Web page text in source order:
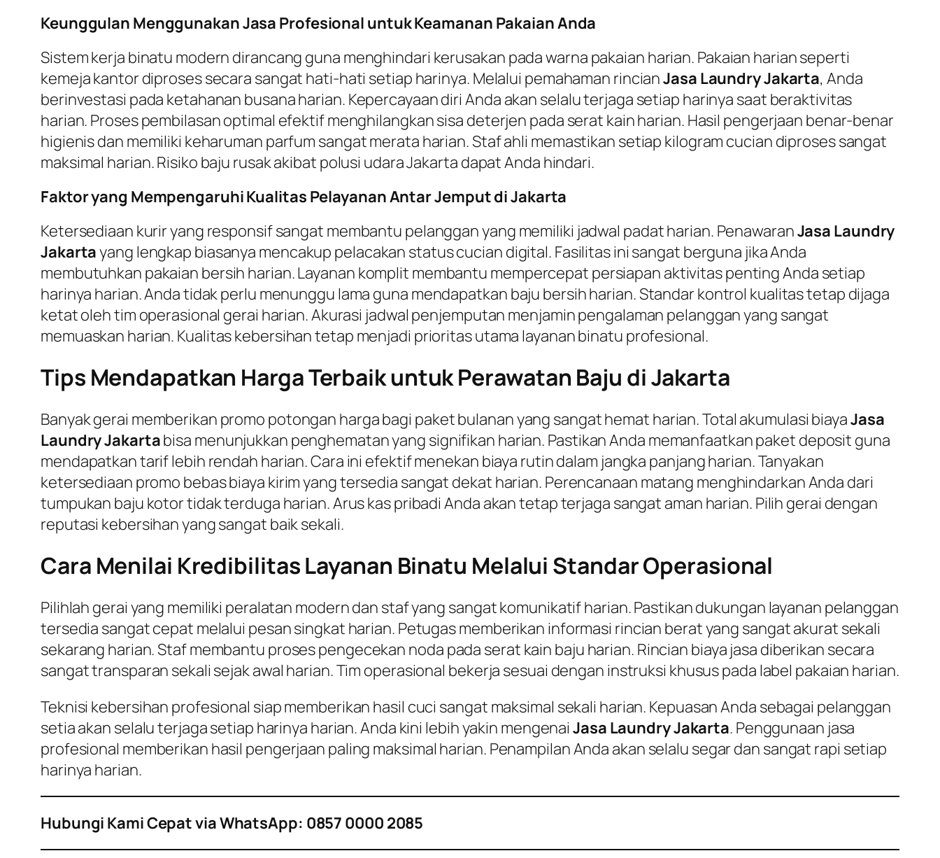
Keunggulan Menggunakan Jasa Profesional untuk Keamanan Pakaian Anda
Sistem kerja binatu modern dirancang guna menghindari kerusakan pada warna pakaian harian. Pakaian harian seperti
kemeja kantor diproses secara sangat hati-hati setiap harinya. Melalui pemahaman rincianJasa Laundry Jakarta, Anda
berinvestasi pada ketahanan busana harian. Kepercayaan diri Anda akan selalu terjaga setiap harinya saat beraktivitas
harian. Proses pembilasan optimal efektif menghilangkan sisa deterjen pada serat kain harian. Hasil pengerjaan benar-benar
higienis dan memiliki keharuman parfum sangat merata harian. Staf ahli memastikan setiap kilogram cucian diproses sangat
maksimal harian. Risiko baju rusak akibat polusi udara Jakarta dapat Anda hindari.
Faktor yang Mempengaruhi Kualitas Pelayanan Antar Jemput di Jakarta
Ketersediaan kurir yang responsif sangat membantu pelanggan yang memiliki jadwal padat harian. PenawaranJasa Laundry
Jakartayang lengkap biasanya mencakup pelacakan status cucian digital. Fasilitas ini sangat berguna jika Anda
membutuhkan pakaian bersih harian. Layanan komplit membantu mempercepat persiapan aktivitas penting Anda setiap
harinya harian. Anda tidak perlu menunggu lama guna mendapatkan baju bersih harian. Standar kontrol kualitas tetap dijaga
ketat oleh tim operasional gerai harian. Akurasi jadwal penjemputan menjamin pengalaman pelanggan yang sangat
memuaskan harian. Kualitas kebersihan tetap menjadi prioritas utama layanan binatu profesional.
Tips Mendapatkan Harga Terbaik untuk Perawatan Baju di Jakarta
Banyak gerai memberikan promo potongan harga bagi paket bulanan yang sangat hemat harian. Total akumulasi biayaJasa
Laundry Jakartabisa menunjukkan penghematan yang signifikan harian. Pastikan Anda memanfaatkan paket deposit guna
mendapatkan tarif lebih rendah harian. Cara ini efektif menekan biaya rutin dalam jangka panjang harian. Tanyakan
ketersediaan promo bebas biaya kirim yang tersedia sangat dekat harian. Perencanaan matang menghindarkan Anda dari
tumpukan baju kotor tidak terduga harian. Arus kas pribadi Anda akan tetap terjaga sangat aman harian. Pilih gerai dengan
reputasi kebersihan yang sangat baik sekali.
Cara Menilai Kredibilitas Layanan Binatu Melalui Standar Operasional
Pilihlah gerai yang memiliki peralatan modern dan staf yang sangat komunikatif harian. Pastikan dukungan layanan pelanggan
tersedia sangat cepat melalui pesan singkat harian. Petugas memberikan informasi rincian berat yang sangat akurat sekali
sekarang harian. Staf membantu proses pengecekan noda pada serat kain baju harian. Rincian biaya jasa diberikan secara
sangat transparan sekali sejak awal harian. Tim operasional bekerja sesuai dengan instruksi khusus pada label pakaian harian.
Teknisi kebersihan profesional siap memberikan hasil cuci sangat maksimal sekali harian. Kepuasan Anda sebagai pelanggan
setia akan selalu terjaga setiap harinya harian. Anda kini lebih yakin mengenaiJasa Laundry Jakarta. Penggunaan jasa
profesional memberikan hasil pengerjaan paling maksimal harian. Penampilan Anda akan selalu segar dan sangat rapi setiap
harinya harian.
Hubungi Kami Cepat via WhatsApp: 0857 0000 2085